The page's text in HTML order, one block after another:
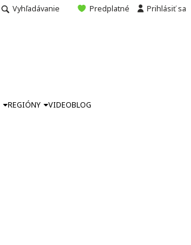
Vyhľadávanie Predplatné Prihlásiť sa
REGIÓNY VIDEOBLOG